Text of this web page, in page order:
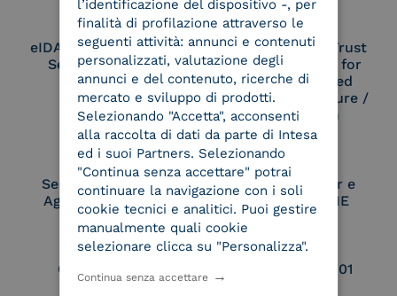
eIDAS Qualified Trust
Service Provider
eIDAS Qualified Trust
Service Provider for
Remote Qualified
Electronic Signature /
Seal Creation
Service Provider e
Aggregatore SPID
Service Provider e
Aggregatore CIE
Conservatore
qualificato
UNI EN ISO 37001
l’identificazione del dispositivo -, per
finalità di profilazione attraverso le
seguenti attività: annunci e contenuti
personalizzati, valutazione degli
annunci e del contenuto, ricerche di
mercato e sviluppo di prodotti.
Selezionando "Accetta", acconsenti
alla raccolta di dati da parte di Intesa
ed i suoi Partners. Selezionando
"Continua senza accettare" potrai
continuare la navigazione con i soli
cookie tecnici e analitici. Puoi gestire
manualmente quali cookie
selezionare clicca su "Personalizza".
Continua senza accettare